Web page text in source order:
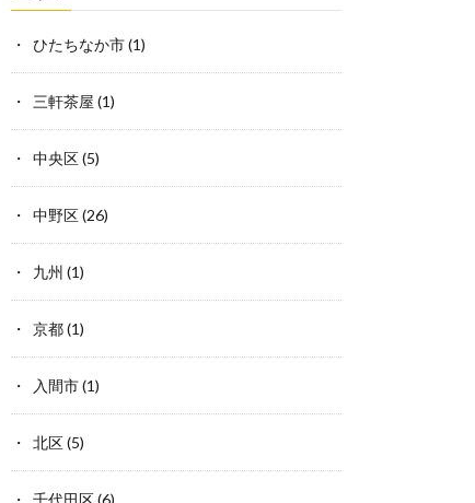
ひたちなか市(1)
三軒茶屋 (1)
中央区(5)
中野区(26)
九州 (1)
京都(1)
入間市(1)
北区(5)
千代田区(6)